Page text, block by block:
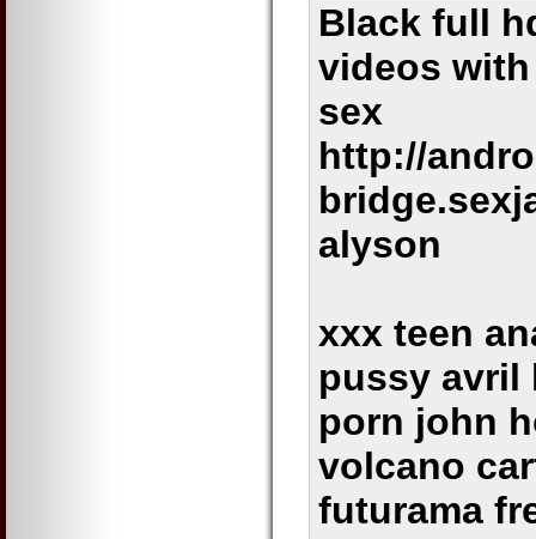
Black full
videos
sex
http://
alyson
xxx teen
pussy avril
porn john
volcano
futurama